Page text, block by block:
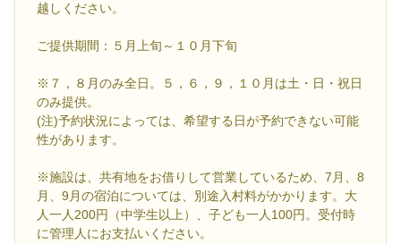
越しください。
ご提供期間：５月上旬～１０月下旬
※７，８月のみ全日。５，６，９，１０月は土・日・祝日
のみ提供。
(注)予約状況によっては、希望する日が予約できない可能
性があります。
※施設は、共有地をお借りして営業しているため、7月、8
月、9月の宿泊については、別途入村料がかかります。大
人一人200円（中学生以上）、子ども一人100円。受付時
に管理人にお支払いください。